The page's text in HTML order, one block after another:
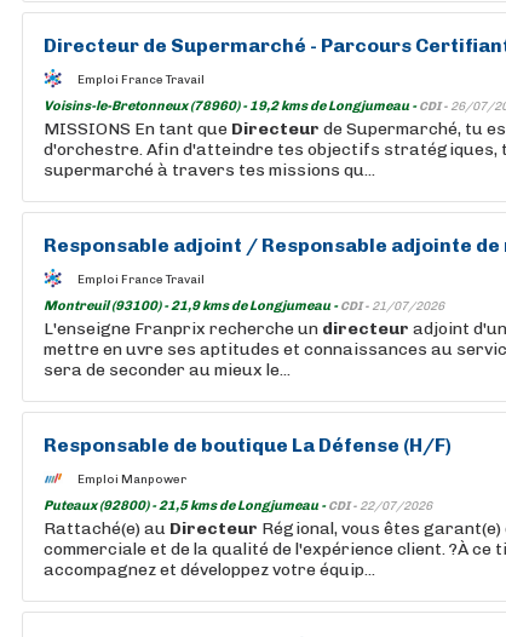
Directeur de Supermarché - Parcours
Emploi France Travail
Voisins-le-Bretonneux (78960) - 19,2 kms de Longjumeau -CDI - 26/07/
MISSIONS En tant que Directeur de Supermarché, tu
d'orchestre. Afin d'atteindre tes objectifs stratégiques,
supermarché à travers tes missions qu...
Responsable adjoint / Responsable adjointe de
Emploi France Travail
Montreuil (93100) - 21,9 kms de Longjumeau -CDI - 21/07/2026
L'enseigne Franprix recherche un directeur adjoint
mettre en uvre ses aptitudes et connaissances au
sera de seconder au mieux le...
Responsable de boutique La Défense (H/F)
Emploi Manpower
Puteaux (92800) - 21,5 kms de Longjumeau -CDI - 22/07/2026
Rattaché(e) au Directeur Régional, vous êtes
commerciale et de la qualité de l'expérience client. ?À ce
accompagnez et développez votre équip...